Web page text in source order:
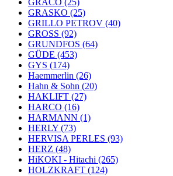
GRACO (25)
GRASKO (25)
GRILLO PETROV (40)
GROSS (92)
GRUNDFOS (64)
GÜDE (453)
GYS (174)
Haemmerlin (26)
Hahn & Sohn (20)
HAKLIFT (27)
HARCO (16)
HARMANN (1)
HERLY (73)
HERVISA PERLES (93)
HERZ (48)
HiKOKI - Hitachi (265)
HOLZKRAFT (124)